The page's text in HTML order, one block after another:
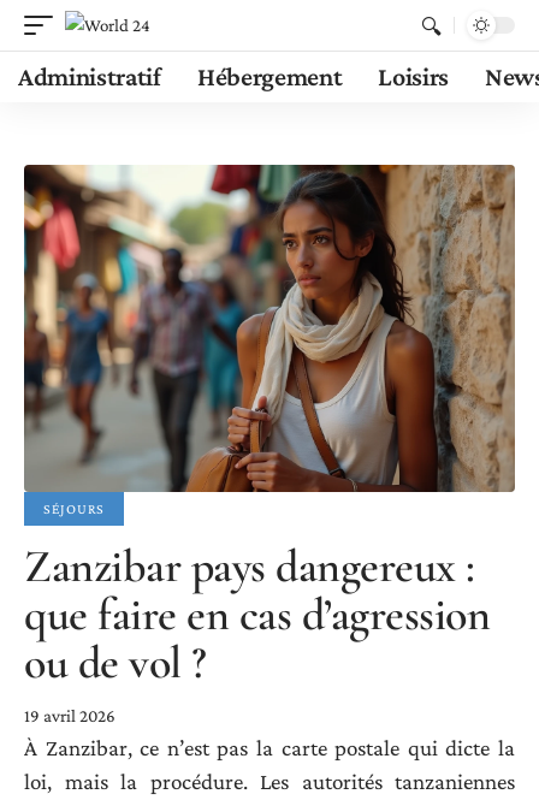
Administratif Hébergement Loisirs
SÉJOURS
Zanzibar pays dangereux :
que faire en cas d’agression
ou de vol ?
19 avril 2026
À Zanzibar, ce n’est pas la carte postale qui dicte la
loi, mais la procédure. Les autorités tanzaniennes